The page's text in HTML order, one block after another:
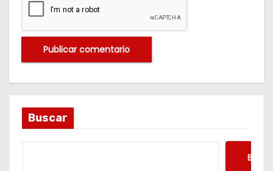
Buscar